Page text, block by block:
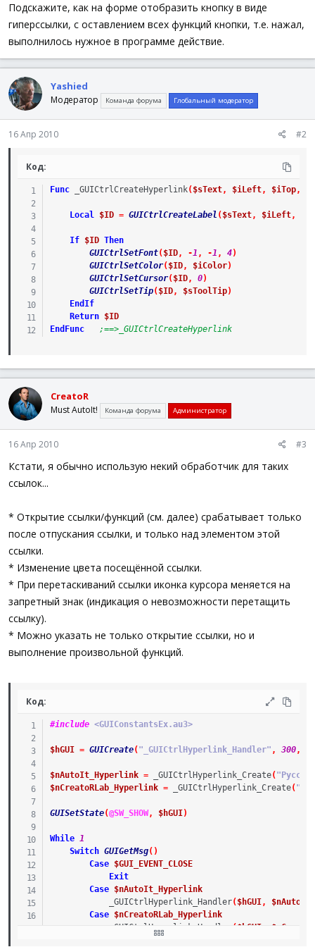
а
Подскажите, как на форме отобразить кнопку в виде
гиперссылки, с оставлением всех функций кнопки, т.е. нажал,
выполнилось нужное в программе действие.
Yashied
Модератор Команда форума Глобальный модератор
16 Апр 2010 #2
Код:
Func _GUICtrlCreateHyperlink( $sText, $iLeft, $iTop,
Local $ID = GUICtrlCreateLabel ( $sText, $iLeft,
If $ID Then
GUICtrlSetFont( $ID, -1 , -1 , 4)
GUICtrlSetColor( $ID, $iColor)
GUICtrlSetCursor( $ID, 0)
GUICtrlSetTip( $ID, $sToolTip)
EndIf
Return
$ID
EndFunc
;==>_GUICtrlCreateHyperlink
CreatoR
Must AutoIt! Команда форума Администратор
16 Апр 2010 #3
Кстати, я обычно использую некий обработчик для таких
ссылок...
* Открытие ссылки/функций (см. далее) срабатывает только
после отпускания ссылки, и только над элементом этой
ссылки.
* Изменение цвета посещённой ссылки.
* При перетаскиваний ссылки иконка курсора меняется на
запретный знак (индикация о невозможности перетащить
ссылку).
* Можно указать не только открытие ссылки, но и
выполнение произвольной функций.
Код:
#include <GUIConstantsEx.au3>
$hGUI = GUICreate( "_GUICtrlHyperlink_Handler" , 300,
$nAutoIt_Hyperlink = _GUICtrlHyperlink_Create(
$nCreatoRLab_Hyperlink = _GUICtrlHyperlink_Create(
GUISetState(@SW_SHOW, $hGUI)
While 1
Switch GUIGetMsg( )
Case
$GUI_EVENT_CLOSE
Exit
Case
$nAutoIt_Hyperlink
_GUICtrlHyperlink_Handler( $hGUI,
Case
$nCreatoRLab_Hyperlink
_GUICtrlHyperlink_Handler
( $hGUI,